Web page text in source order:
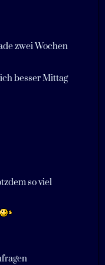
zwei Wochen
besser Mittag
so viel